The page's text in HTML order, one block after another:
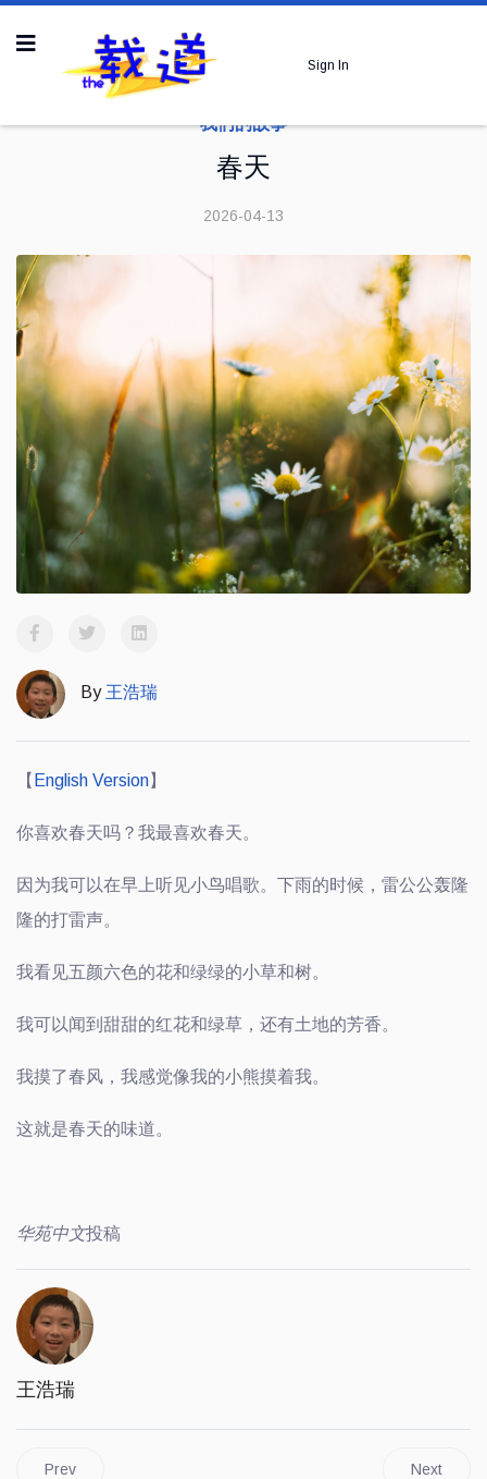
Sign In
我们的故事
春天
2026-04-13
By 王浩瑞
【 English Version】
你喜欢春天吗？我最喜欢春天。
因为我可以在早上听见小鸟唱歌。下雨的时候，雷公公轰隆
隆的打雷声。
我看见五颜六色的花和绿绿的小草和树。
我可以闻到甜甜的红花和绿草，还有土地的芳香。
我摸了春风，我感觉像我的小熊摸着我。
这就是春天的味道。
华苑中文投稿
王浩瑞
Prev Next